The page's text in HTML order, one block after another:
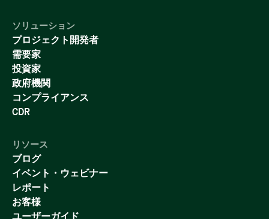
ソリューション
プロジェクト開発者
需要家
投資家
政府機関
コンプライアンス
CDR
リソース
ブログ
イベント・ウェビナー
レポート
お客様